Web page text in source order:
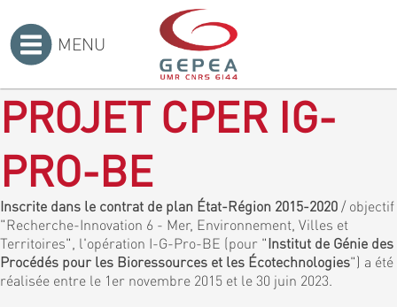
MENU
PROJET CPER IG-
PRO-BE
Inscrite dans le contrat de plan État-Région 2015-2020 / objectif
"Recherche-Innovation 6 - Mer, Environnement, Villes et
Territoires", l'opération I-G-Pro-BE (pour "Institut de Génie des
Procédés pour les Bioressources et les Écotechnologies") a été
réalisée entre le 1er novembre 2015 et le 30 juin 2023.